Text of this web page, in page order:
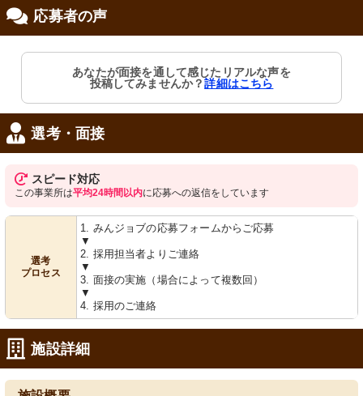
応募者の声
あなたが面接を通して感じたリアルな声を
投稿してみませんか？詳細はこちら
選考・面接
スピード対応
この事業所は平均24時間以内に応募への返信をしています
選考
プロセス
1. みんジョブの応募フォームからご応募
▼
2. 採用担当者よりご連絡
▼
3. 面接の実施（場合によって複数回）
▼
4. 採用のご連絡
施設詳細